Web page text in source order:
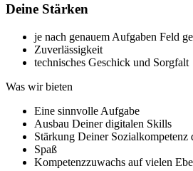
Deine Stärken
je nach genauem Aufgaben Feld
Zuverlässigkeit
technisches Geschick und Sorgfalt
Was wir bieten
Eine sinnvolle Aufgabe
Ausbau Deiner digitalen Skills
Stärkung Deiner
Spaß
Kompetenzzuwachs auf vielen